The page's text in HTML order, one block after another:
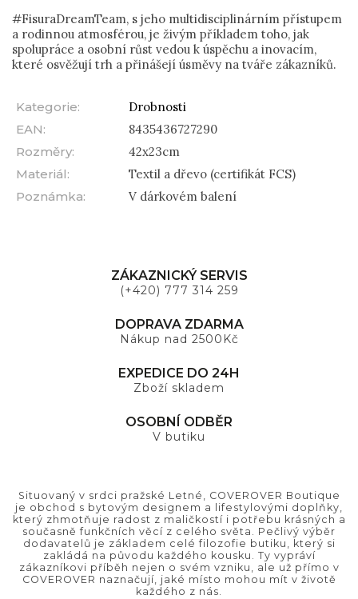
#FisuraDreamTeam, s jeho multidisciplinárním přístupem
a rodinnou atmosférou, je živým příkladem toho, jak
spolupráce a osobní růst vedou k úspěchu a inovacím,
které osvěžují trh a přinášejí úsměvy na tváře zákazníků.
Kategorie:
Drobnosti
EAN:
8435436727290
Rozměry:
42x23cm
Materiál:
Textil a dřevo (certifikát FCS)
Poznámka: V dárkovém balení
ZÁKAZNICKÝ SERVIS
(+420) 777 314 259
DOPRAVA ZDARMA
Nákup nad 2500Kč
EXPEDICE DO 24H
Zboží skladem
OSOBNÍ ODBĚR
V butiku
Situovaný v srdci pražské Letné, COVEROVER Boutique
je obchod s bytovým designem a lifestylovými doplňky,
který zhmotňuje radost z maličkostí i potřebu krásných a
současně funkčních věcí z celého světa. Pečlivý výběr
dodavatelů je základem celé filozofie butiku, který si
zakládá na původu každého kousku. Ty vypráví
zákazníkovi příběh nejen o svém vzniku, ale už přímo v
COVEROVER naznačují, jaké místo mohou mít v životě
každého z nás.